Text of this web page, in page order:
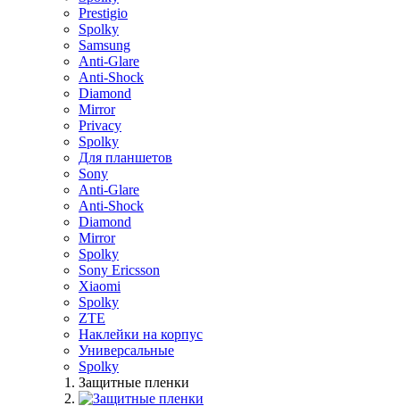
Prestigio
Spolky
Samsung
Anti-Glare
Anti-Shock
Diamond
Mirror
Privacy
Spolky
Для планшетов
Sony
Anti-Glare
Anti-Shock
Diamond
Mirror
Spolky
Sony Ericsson
Xiaomi
Spolky
ZTE
Наклейки на корпус
Универсальные
Spolky
Защитные пленки